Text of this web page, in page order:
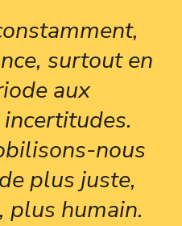
surtout en
aux
nous
plus juste,
humain.